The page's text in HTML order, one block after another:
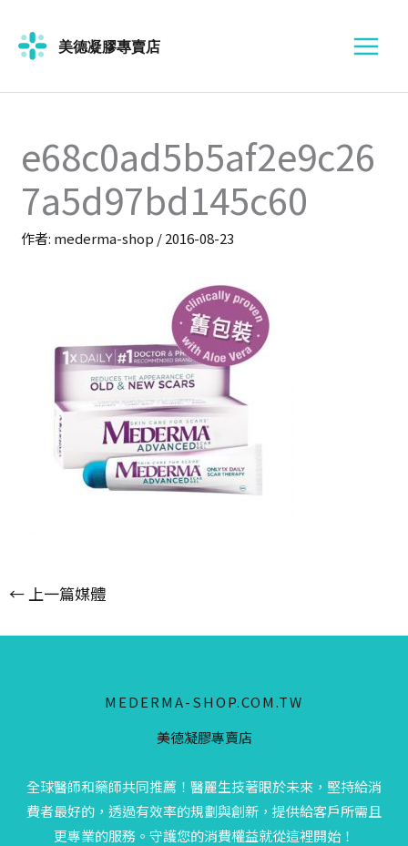
e68c0ad5b5af2e9c26
7a5d97bd145c60
作者: mederma-shop /2016-08-23
← 上一篇媒體
MEDERMA-SHOP.COM.TW
美德凝膠專賣店
全球醫師和藥師共同推薦！醫麗生技著眼於未來，堅持給消
費者最好的，透過有效率的規劃與創新，提供給客戶所需且
更專業的服務。守護您的消費權益就從這裡開始！